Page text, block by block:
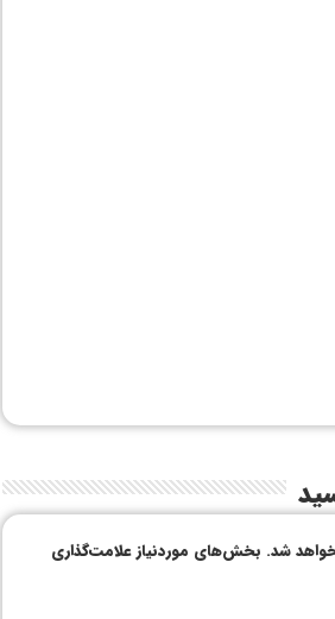
شد. بخش‌های موردنیاز علامت‌گذاری